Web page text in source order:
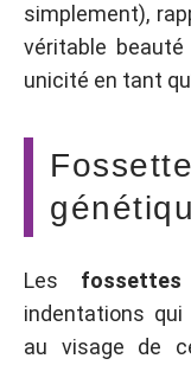
simplement),
véritable
unicité en tant
Les
indentations
au visage de